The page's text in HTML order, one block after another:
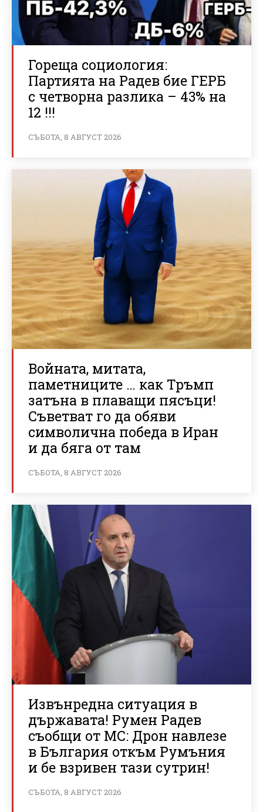
Гореща социология:
Партията на Радев бие ГЕРБ
с четворна разлика – 43% на
12 !!!
СЪБОТА, 8 АВГУСТ 2026
Войната, митата,
паметниците … как Тръмп
затъна в плаващи пясъци!
Съветват го да обяви
символична победа в Иран
и да бяга от там
СЪБОТА, 8 АВГУСТ 2026
Извънредна ситуация в
държавата! Румен Радев
съобщи от МС: Дрон навлезе
в България откъм Румъния
и бе взривен тази сутрин!
СЪБОТА, 8 АВГУСТ 2026